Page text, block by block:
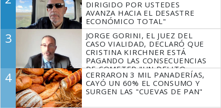
DIRIGIDO POR USTEDES
AVANZA HACIA EL DESASTRE
ECONÓMICO TOTAL"
3
JORGE GORINI, EL JUEZ DEL
CASO VIALIDAD, DECLARÓ QUE
CRISTINA KIRCHNER ESTÁ
PAGANDO LAS CONSECUENCIAS
DE COMETER "UN DELITO
COMPROBADO"
4
CERRARON 3 MIL PANADERÍAS,
CAYÓ UN 60% EL CONSUMO Y
SURGEN LAS "CUEVAS DE PAN"